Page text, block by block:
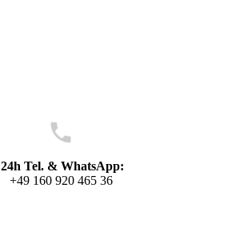
24h Tel. & WhatsApp:
+49 160 920 465 36